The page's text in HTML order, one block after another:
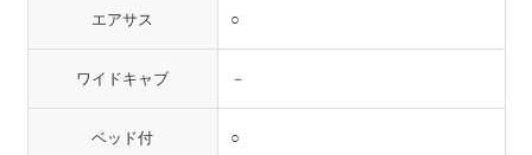
エアサス ○
ワイドキャブ －
ベッド付 ○